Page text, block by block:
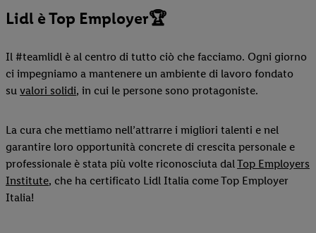
Lidl è Top Employer🏆
Il #teamlidl è al centro di tutto ciò che facciamo. Ogni giorno
ci impegniamo a mantenere un ambiente di lavoro fondato
su valori solidi, in cui le persone sono protagoniste.
La cura che mettiamo nell’attrarre i migliori talenti e nel
garantire loro opportunità concrete di crescita personale e
professionale è stata più volte riconosciuta dal Top Employers
Institute, che ha certificato Lidl Italia come Top Employer
Italia!